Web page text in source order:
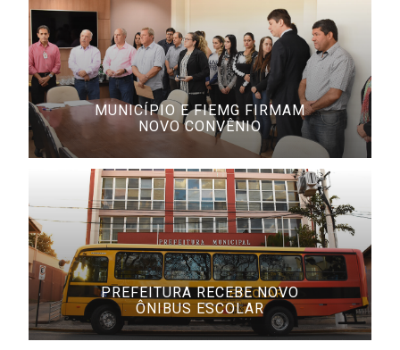
MUNICÍPIO E FIEMG FIRMAM
NOVO CONVÊNIO
PREFEITURA RECEBE NOVO
ÔNIBUS ESCOLAR